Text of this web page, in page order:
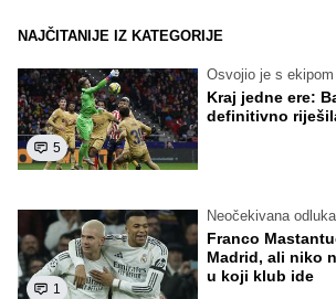
NAJČITANIJE IZ KATEGORIJE
5
Osvojio je s
Kraj jedne ere:
definitivno
1
Neočekivana
Franco
Madrid, ali niko
u koji klub ide